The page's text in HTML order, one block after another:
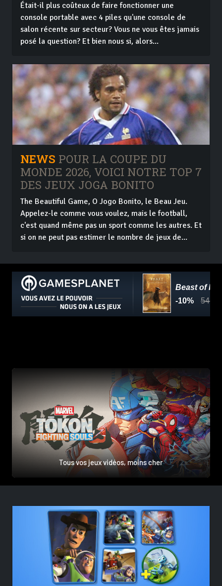
Était-il plus coûteux de faire fonctionner une
console portable avec 4 piles qu'une console de
salon récente sur secteur? Vous ne vous êtes jamais
posé la question? Et bien nous si, alors...
NEWS POUR LA COUPE DU
MONDE 2026, VOICI NOTRE TOP 7
DES JEUX JOGA BONITO
The Beautiful Game, O Jogo Bonito, le Beau Jeu.
Appelez-le comme vous voulez, mais le football,
c'est quand même pas un sport comme les autres. Et
si on ne peut pas estimer le nombre de jeux de...
Tous vos jeux vidéos, moins cher